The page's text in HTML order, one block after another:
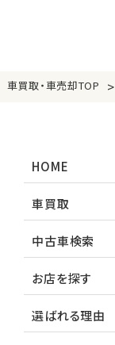
車買取・車売却TOP >
HOME
車買取
中古車検索
お店を探す
選ばれる理由